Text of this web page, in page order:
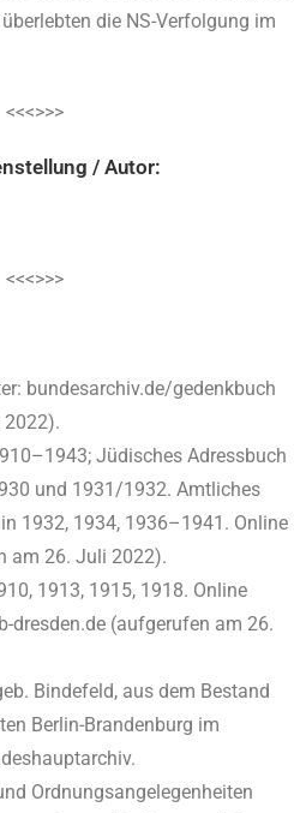
die NS-Verfolgung im
<<<>>>
/ Autor:
<<<>>>
bundesarchiv.de/gedenkbuch
1943; Jüdisches Adressbuch
und 1931/1932. Amtliches
1932, 1934, 1936–1941. Online
am 26. Juli 2022).
1913, 1915, 1918. Online
dresden.de (aufgerufen am 26.
Bindefeld, aus dem Bestand
Berlin-Brandenburg im
Ordnungsangelegenheiten